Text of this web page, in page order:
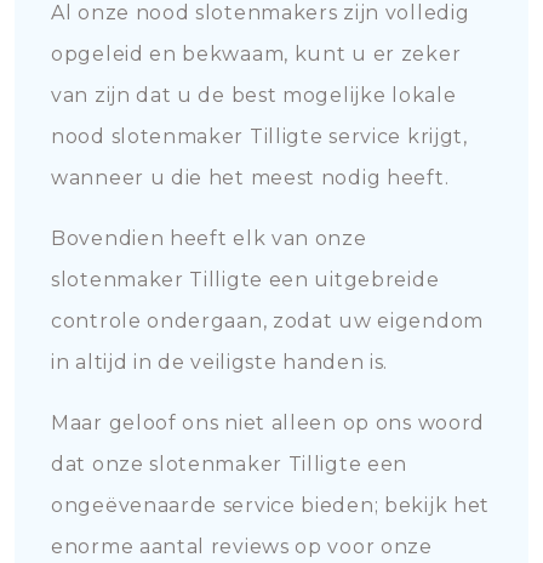
Al onze nood slotenmakers zijn volledig
opgeleid en bekwaam, kunt u er zeker
van zijn dat u de best mogelijke lokale
nood slotenmaker Tilligte service krijgt,
wanneer u die het meest nodig heeft.
Bovendien heeft elk van onze
slotenmaker Tilligte een uitgebreide
controle ondergaan, zodat uw eigendom
in altijd in de veiligste handen is.
Maar geloof ons niet alleen op ons woord
dat onze slotenmaker Tilligte een
ongeëvenaarde service bieden; bekijk het
enorme aantal reviews op voor onze